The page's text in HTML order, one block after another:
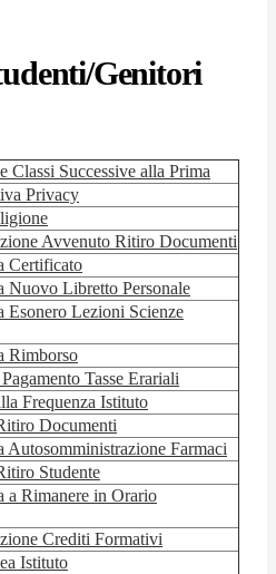
Genitori
Successive alla Prima
Privacy
Avvenuto Ritiro Documenti
Certificato
Nuovo Libretto Personale
Esonero Lezioni Scienze
Rimborso
Tasse Erariali
Frequenza Istituto
Documenti
Farmaci
Studente
a Rimanere in Orario
Crediti Formativi
Istituto